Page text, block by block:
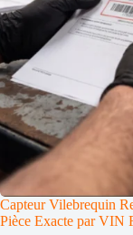
Capteur Vilebrequin
Pièce Exacte par VIN